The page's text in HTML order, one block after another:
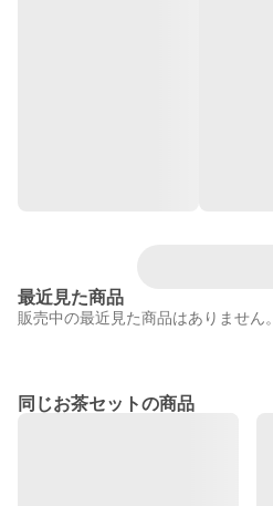
最近見た商品
販売中の最近見た商品はありません。
同じお茶セットの商品